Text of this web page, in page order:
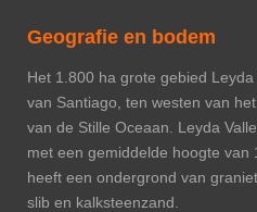
Geografie en bodem
Het 1.800 ha grote gebied
van Santiago, ten westen van
van de Stille Oceaan. Leyda
met een gemiddelde hoogte van
heeft een ondergrond van
slib en kalksteenzand.